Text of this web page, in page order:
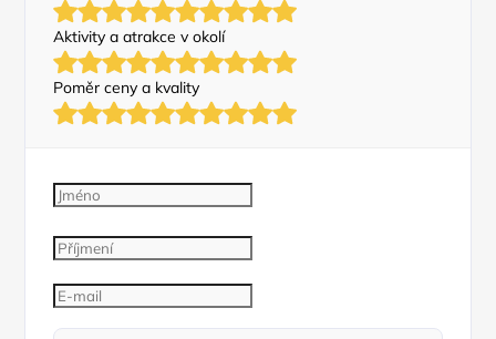
Aktivity a atrakce v okolí
Poměr ceny a kvality